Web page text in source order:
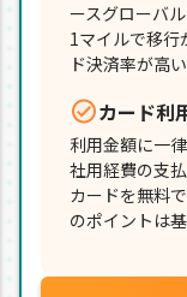
ースグローバ
1マイルで移行
ド決済率が高
カード利
利用金額に一
社用経費の支
カードを無料
のポイントは